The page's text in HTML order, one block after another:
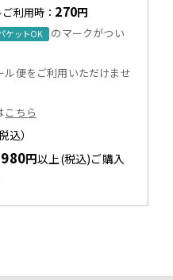
利用時： 270円
ケットOK
のマークがつい
便をご利用いただけませ
こちら
込）
円以上(税込)ご購入